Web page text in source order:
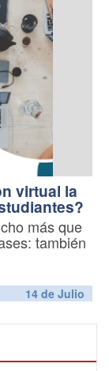
virtual la
más que
también
14 de Julio